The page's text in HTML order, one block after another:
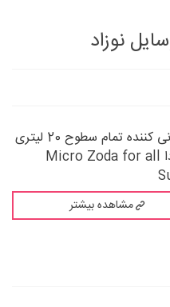
نوزاد
ضدعفونی کننده تمام سطوح 20 لیتری
میکروزدا Micro Zoda for all
مشاهده بیشتر